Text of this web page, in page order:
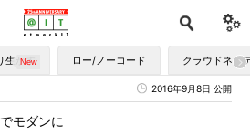
生かす ロー/ノーコード クラウドネイ
2016年9月8日 公開
モダンに